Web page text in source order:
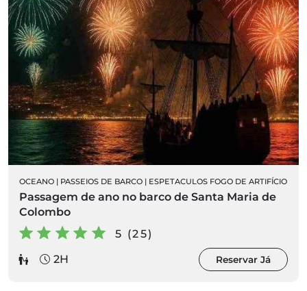
OCEANO | PASSEIOS DE BARCO | ESPETACULOS FOGO DE ARTIFÍCIO
Passagem de ano no barco de Santa Maria de
Colombo
5 (25)
2H
Reservar Já